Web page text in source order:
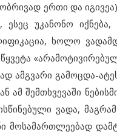
ერთი და
უკანონო იქნება,
ხოლო
ამგვარი გამოცდა-
ამ შემთხვევაში
ვადა,
მოსამართლეებად